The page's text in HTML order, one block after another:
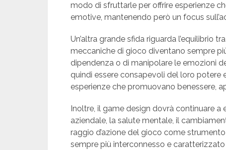
modo di sfruttarle per offrire esperienze
emotive, mantenendo però un focus
Un’altra grande sfida riguarda l’equilibrio
meccaniche di gioco diventano sempre
dipendenza o di manipolare le emozioni
quindi essere consapevoli del loro
esperienze che promuovano benessere,
Inoltre, il game design dovrà continuare
aziendale, la salute mentale, il
raggio d’azione del gioco come
sempre più interconnesso e